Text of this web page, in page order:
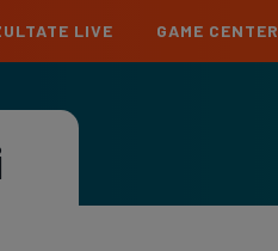
League U21
LIVE GAME CENTER